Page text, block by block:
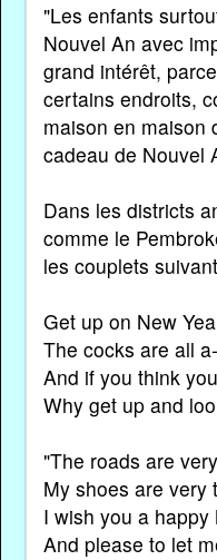
"Les enfants
Nouvel An avec
grand intérêt,
certains endroits,
maison en maison
cadeau de Nouvel
Dans les districts
comme le
les couplets
Get up on New
The cocks are all
And if you think
Why get up and
"The roads are
My shoes are very
I wish you a happy
And please to let